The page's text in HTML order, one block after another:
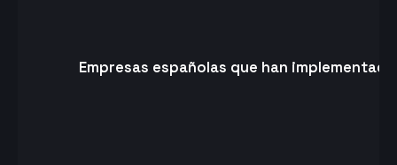
Empresas españolas que han implementado